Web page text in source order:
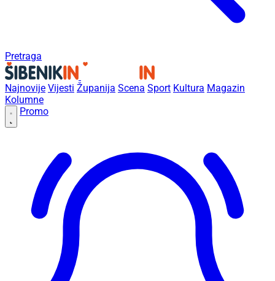
Pretraga
Najnovije Vijesti Županija Scena Sport Kultura Magazin
Kolumne
Promo